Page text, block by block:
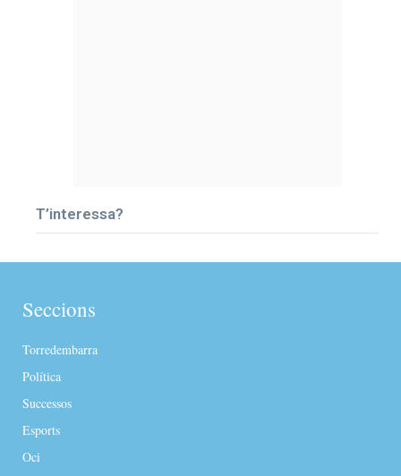
T’interessa?
Seccions
Torredembarra
Política
Successos
Esports
Oci